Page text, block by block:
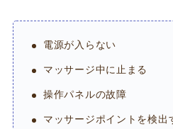
電源が入らない
マッサージ中に止まる
操作パネルの故障
マッサージポイントを検出